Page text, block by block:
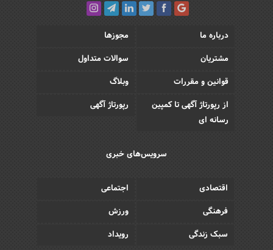
درباره ما
مجوزها
مشتریان
سوالات متداول
قوانین و مقررات
وبلاگ
از رپورتاژ آگهی تا کمپین
رسانه ای
رپورتاژ آگهی
سرویس‌های خبری
اقتصادی
اجتماعی
فرهنگی
ورزش
سبک زندگی
رویداد